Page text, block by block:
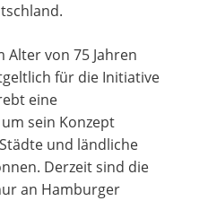
Alter von 75 Jahren
für die Initiative
eine
sein Konzept
und ländliche
Derzeit sind die
an Hamburger